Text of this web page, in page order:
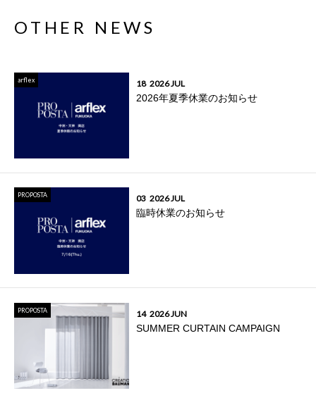
OTHER NEWS
arflex 18 2026 JUL
2026年夏季休業のお知らせ
PROPOSTA 03 2026 JUL
臨時休業のお知らせ
PROPOSTA 14 2026 JUN
SUMMER CURTAIN CAMPAIGN